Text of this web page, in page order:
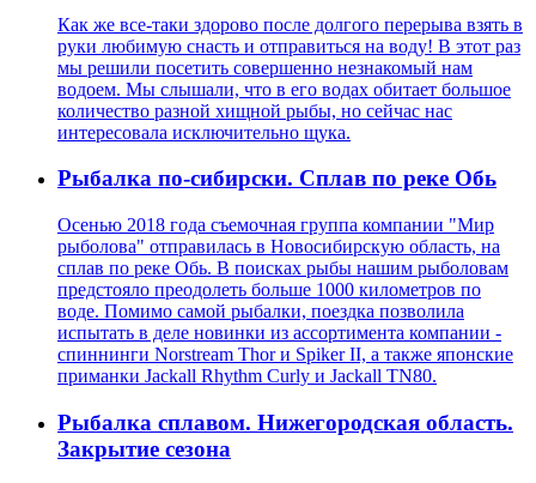
Как же все-таки здорово после долгого перерыва взять в
руки любимую снасть и отправиться на воду! В этот раз
мы решили посетить совершенно незнакомый нам
водоем. Мы слышали, что в его водах обитает большое
количество разной хищной рыбы, но сейчас нас
интересовала исключительно щука.
Рыбалка по-сибирски. Сплав по реке Обь
Осенью 2018 года съемочная группа компании "Мир
рыболова" отправилась в Новосибирскую область, на
сплав по реке Обь. В поисках рыбы нашим рыболовам
предстояло преодолеть больше 1000 километров по
воде. Помимо самой рыбалки, поездка позволила
испытать в деле новинки из ассортимента компании -
спиннинги Norstream Thor и Spiker II, а также японские
приманки Jackall Rhythm Curly и Jackall TN80.
Рыбалка сплавом. Нижегородская область.
Закрытие сезона